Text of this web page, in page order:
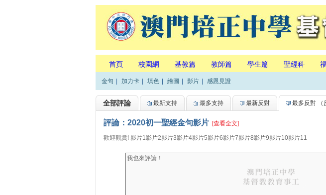
首頁 校園網 基教篇 教師篇 學生篇 聖經科
金句 加力卡 填色 繪圖 影片 感恩見證
全部評論 最新支持 最多支持 最新反對 最多反對
評論：2020初一聖經金句影片 [查看全文]
歡迎觀賞! 影片1影片2影片3影片4影片5影片6影片7影片8影片9影片10影片11